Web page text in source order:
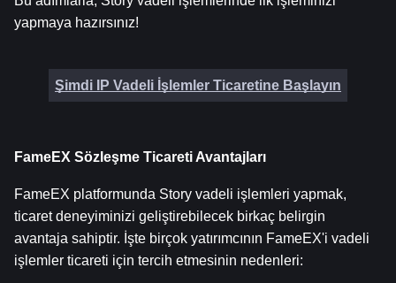
yapmaya hazırsınız!
Şimdi IP Vadeli İşlemler Ticaretine Başlayın
FameEX Sözleşme Ticareti Avantajları
FameEX platformunda Story vadeli işlemleri yapmak,
ticaret deneyiminizi geliştirebilecek birkaç belirgin
avantaja sahiptir. İşte birçok yatırımcının FameEX'i vadeli
işlemler ticareti için tercih etmesinin nedenleri: